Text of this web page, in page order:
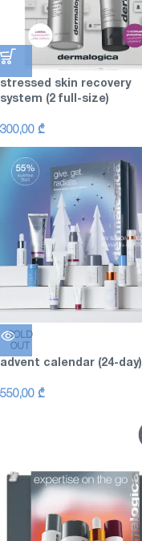
stressed skin recovery
system (2 full-size)
300,00 ₾
SOLD
OUT
advent calendar (24-day)
550,00 ₾